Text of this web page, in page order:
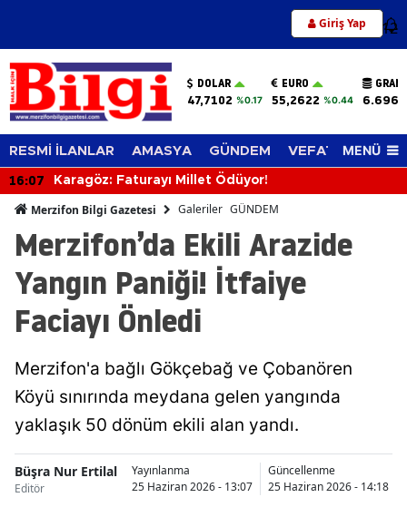
Giriş Yap 12
DOLAR
47,7102 %0.17
EURO
55,2622 %0.44
RESMİ İLANLAR AMASYA GÜNDEM VEFAT EDENLER
MENÜ
16:07 Karagöz: Faturayı Millet Ödüyor!
Merzifon Bilgi Gazetesi Galeriler GÜNDEM
Merzifon’da Ekili Arazide
Yangın Paniği! İtfaiye
Faciayı Önledi
Merzifon'a bağlı Gökçebağ ve Çobanören
Köyü sınırında meydana gelen yangında
yaklaşık 50 dönüm ekili alan yandı.
Büşra Nur Ertilal
Editör
Yayınlanma
25 Haziran 2026 - 13:07
Güncellenme
25 Haziran 2026 - 14:18